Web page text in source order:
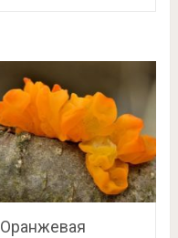
Оранжевая